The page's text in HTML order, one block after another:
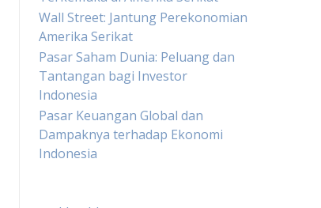
Wall Street: Jantung Perekonomian
Amerika Serikat
Pasar Saham Dunia: Peluang dan
Tantangan bagi Investor
Indonesia
Pasar Keuangan Global dan
Dampaknya terhadap Ekonomi
Indonesia